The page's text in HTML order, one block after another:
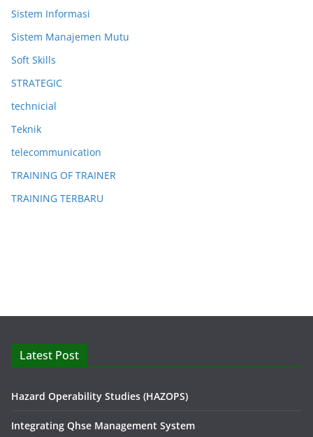
Sistem Informasi
Sistem Manajemen Mutu
Soft Skills
STRATEGIC
technicial
Teknik
telecommunication
TRAINING OF TRAINER
TRAINING TERBARU
Latest Post
Hazard Operability Studies (HAZOPS)
Integrating Qhse Management System